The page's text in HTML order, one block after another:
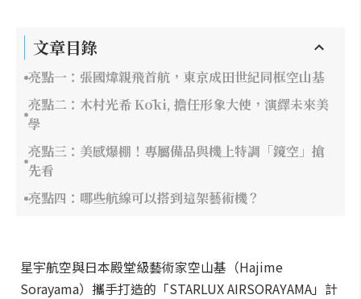
文章目錄
亮點一：張國煒親飛首航，東京成田世紀同框空山基
亮點二：木村光希 Kōki, 擔任形象大使，演繹未來美
學
亮點三：美感爆棚！專屬備品與機上特調「鏡空」搶
先看
亮點四：哪些航線可以搭到這架藝術機？
星宇航空與日本殿堂級藝術家空山基（Hajime
Sorayama）攜手打造的「STARLUX AIRSORAYAMA」計